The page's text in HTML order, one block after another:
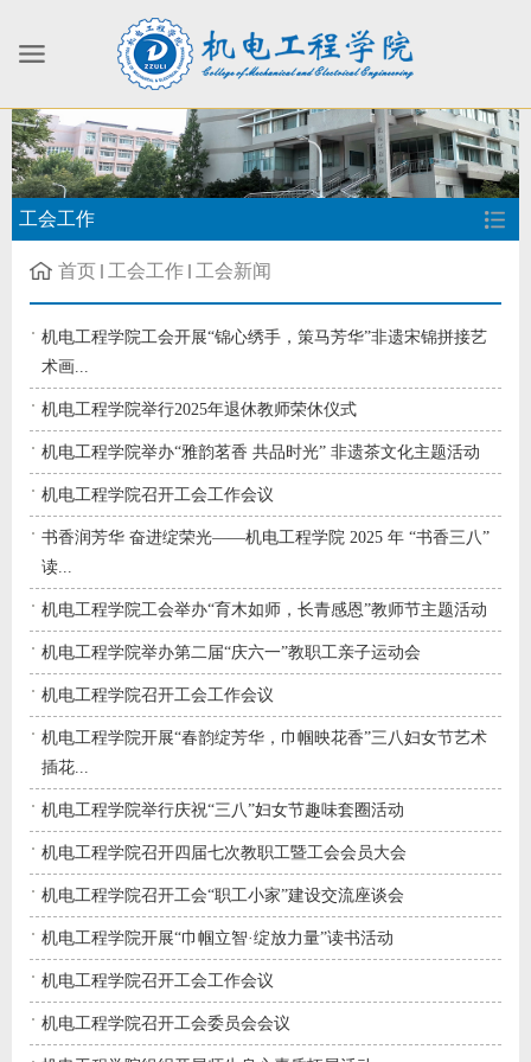
工会工作
首页 工会工作 工会新闻
机电工程学院工会开展“锦心绣手，策马芳华”非遗宋锦拼接艺
术画...
机电工程学院举行2025年退休教师荣休仪式
机电工程学院举办“雅韵茗香 共品时光” 非遗茶文化主题活动
机电工程学院召开工会工作会议
书香润芳华 奋进绽荣光——机电工程学院 2025 年 “书香三八”
读...
机电工程学院工会举办“育木如师，长青感恩”教师节主题活动
机电工程学院举办第二届“庆六一”教职工亲子运动会
机电工程学院召开工会工作会议
机电工程学院开展“春韵绽芳华，巾帼映花香”三八妇女节艺术
插花...
机电工程学院举行庆祝“三八”妇女节趣味套圈活动
机电工程学院召开四届七次教职工暨工会会员大会
机电工程学院召开工会“职工小家”建设交流座谈会
机电工程学院开展“巾帼立智·绽放力量”读书活动
机电工程学院召开工会工作会议
机电工程学院召开工会委员会会议